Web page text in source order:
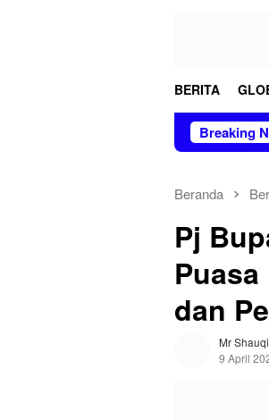
BERITA
Breaking
Beranda
Pj
dan
Mr
9 April